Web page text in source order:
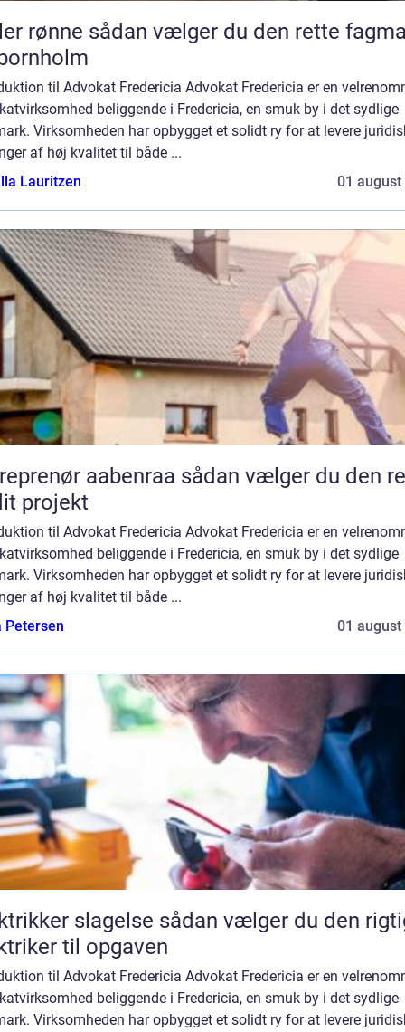
vælger du den rette fagmand
til Advokat Fredericia Advokat Fredericia er en
beliggende i Fredericia, en smuk by i det sydlige
Virksomheden har opbygget et solidt ry for at levere
af høj kvalitet til både ...
Lauritzen
01 august
aabenraa sådan vælger du den rette
projekt
til Advokat Fredericia Advokat Fredericia er en
beliggende i Fredericia, en smuk by i det sydlige
Virksomheden har opbygget et solidt ry for at levere
af høj kvalitet til både ...
Petersen
01 august
slagelse sådan vælger du den rigtige
til opgaven
til Advokat Fredericia Advokat Fredericia er en
beliggende i Fredericia, en smuk by i det sydlige
Virksomheden har opbygget et solidt ry for at levere